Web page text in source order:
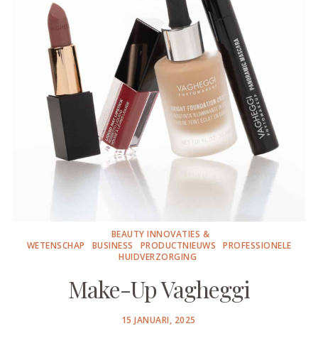
BEAUTY INNOVATIES &
WETENSCHAP
BUSINESS PRODUCTNIEUWS
PROFESSIONELE
HUIDVERZORGING
Make-Up Vagheggi
POSTED
15 JANUARI, 2025